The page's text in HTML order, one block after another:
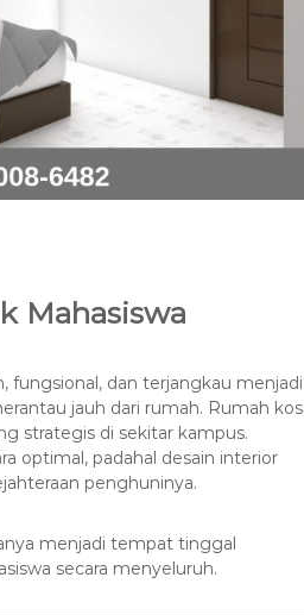
Mahasiswa
dan terjangkau menjadi
jauh dari rumah. Rumah kos
strategis di sekitar kampus.
optimal, padahal desain interior
penghuninya.
menjadi tempat tinggal
secara menyeluruh.